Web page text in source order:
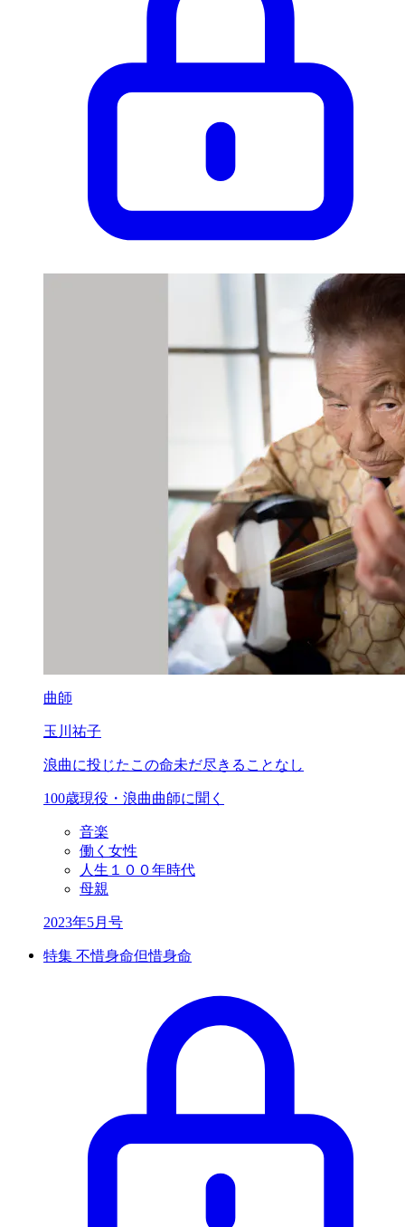
曲師
玉川祐子
浪曲に投じたこの命未だ尽きることなし
100歳現役・浪曲曲師に聞く
音楽
働く女性
人生１００年時代
母親
2023年5月号
特集 不惜身命但惜身命